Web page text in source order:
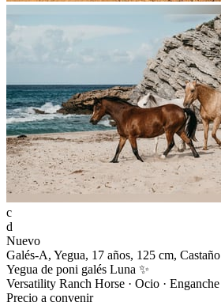
c
d
Nuevo
Galés-A, Yegua, 17 años, 125 cm, Castaño
Yegua de poni galés Luna ✨
Versatility Ranch Horse · Ocio · Enganche
Precio a convenir